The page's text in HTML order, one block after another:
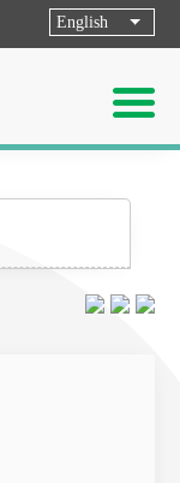
English List